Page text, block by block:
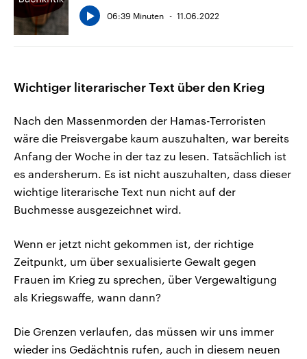
06:39 Minuten 11.06.2022
Wichtiger literarischer Text über den Krieg
Nach den Massenmorden der Hamas-Terroristen
wäre die Preisvergabe kaum auszuhalten, war bereits
Anfang der Woche in der taz zu lesen. Tatsächlich ist
es andersherum. Es ist nicht auszuhalten, dass dieser
wichtige literarische Text nun nicht auf der
Buchmesse ausgezeichnet wird.
Wenn er jetzt nicht gekommen ist, der richtige
Zeitpunkt, um über sexualisierte Gewalt gegen
Frauen im Krieg zu sprechen, über Vergewaltigung
als Kriegswaffe, wann dann?
Die Grenzen verlaufen, das müssen wir uns immer
wieder ins Gedächtnis rufen, auch in diesem neuen